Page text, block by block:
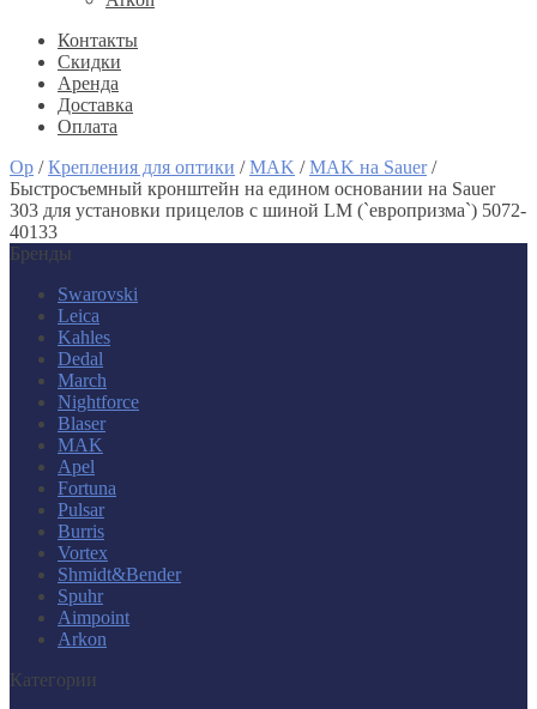
Контакты
Скидки
Аренда
Доставка
Оплата
Op /Крепления для оптики /MAK /MAK на Sauer/
Быстросъемный кронштейн на едином основании на Sauer
303 для установки прицелов с шиной LM (`европризма`) 5072-
40133
Бренды
Swarovski
Leica
Kahles
Dedal
March
Nightforce
Blaser
MAK
Apel
Fortuna
Pulsar
Burris
Vortex
Shmidt&Bender
Spuhr
Aimpoint
Arkon
Категории